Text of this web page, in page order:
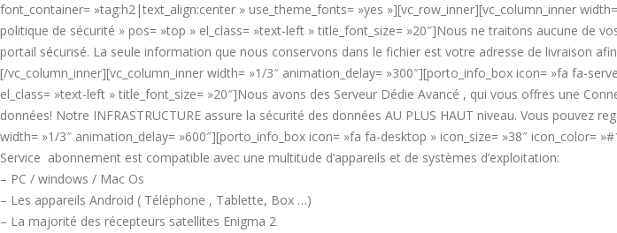
font_container= »tag:h2|text_align:center » use_theme_fonts= »yes »][vc_row_inner][vc_column_inner
politique de sécurité » pos= »top » el_class= »text-left » title_font_size= »20″]Nous ne traitons aucune de
portail sécurisé. La seule information que nous conservons dans le fichier est votre adresse de livraison
[/vc_column_inner][vc_column_inner width= »1/3″ animation_delay= »300″][porto_info_box icon= »fa fa-
el_class= »text-left » title_font_size= »20″]Nous avons des Serveur Dédie Avancé , qui vous offres une
données! Notre INFRASTRUCTURE assure la sécurité des données AU PLUS HAUT niveau. Vous pouvez
width= »1/3″ animation_delay= »600″][porto_info_box icon= »fa fa-desktop » icon_size= »38″ icon_color=
Service abonnement est compatible avec une multitude d’appareils et de systèmes d’exploitation:
– PC / windows / Mac Os
– Les appareils Android ( Téléphone , Tablette, Box …)
– La majorité des récepteurs satellites Enigma 2